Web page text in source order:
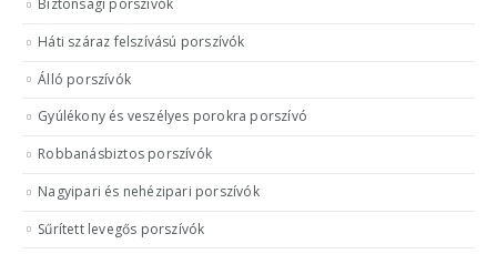
Biztonsági porszívók
Háti száraz felszívású porszívók
Álló porszívók
Gyúlékony és veszélyes porokra porszívó
Robbanásbiztos porszívók
Nagyipari és nehézipari porszívók
Sűrített levegős porszívók